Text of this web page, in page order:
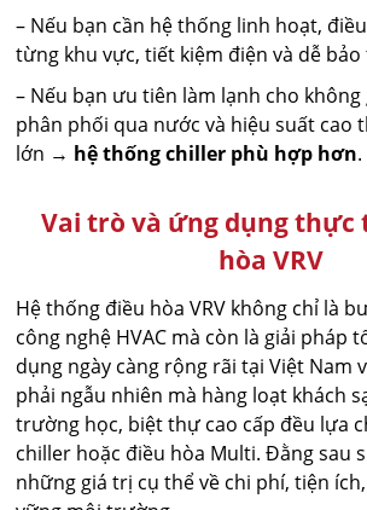
– Nếu bạn cần hệ thống linh hoạt,
từng khu vực, tiết kiệm điện và dễ
– Nếu bạn ưu tiên làm lạnh cho không
phân phối qua nước và hiệu suất cao
lớn → hệ thống chiller phù hợp hơn.
Vai trò và ứng dụng thực
hòa VRV
Hệ thống điều hòa VRV không chỉ là
công nghệ HVAC mà còn là giải pháp
dụng ngày càng rộng rãi tại Việt Nam
phải ngẫu nhiên mà hàng loạt khách
trường học, biệt thự cao cấp đều lựa
chiller hoặc điều hòa Multi. Đằng sau
những giá trị cụ thể về chi phí, tiện